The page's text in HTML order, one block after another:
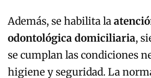
Además, se habilita la
odontológica domiciliaria,
se cumplan las condiciones
higiene y seguridad. La